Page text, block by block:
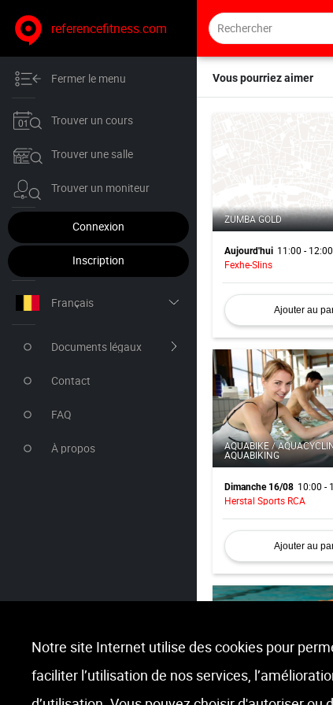
referencefitness.com
Fermer le menu
Trouver un cours
Trouver une salle
Trouver un moniteur
Connexion
Inscription
Français
Documents légaux
Contact
FAQ
À propos
Vous pourriez aimer
ZUMBA GOLD
Aujourd'hui 11:00 - 12:00
Fexhe-Slins
Ajouter au
AQUABIKE /
AQUABIKING
Dimanche 16/08 10:00 -
Herstal Sports RCA
Ajouter au
Notre site Internet utilise des cookies pour
faciliter l’utilisation de nos services,